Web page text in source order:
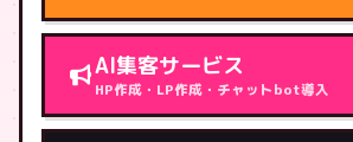
AI集客サービス
HP作成・LP作成・チャットbot導入